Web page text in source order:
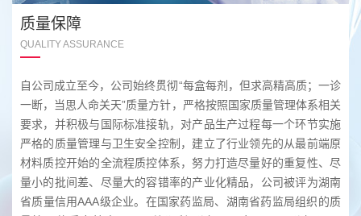
质量保障
QUALITY ASSURANCE
自公司成立至今，公司始终贯彻“每盒每剂，但求高精高质；一诊
一断，当思人命关天”质量方针，严格按照国家质量管理体系相关
要求，并积极与国际标准接轨，对产品生产过程每一个环节实施
严格的质量管理与卫生安全控制，建立了行业领先的从最前端原
材料质控开始的全流程质控体系，努力打造尽量好的重复性、尽
量小的批间差、尽量大的容错率的产业化精品，公司被评为湖南
省质量信用AAA级企业。在国家药监局、湖南省药监局组织的质